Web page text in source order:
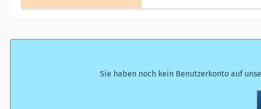
Sie haben noch kein Benutzerkonto auf